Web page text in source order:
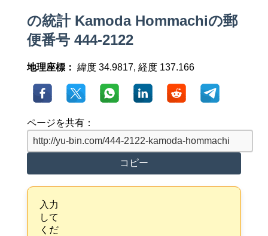
の統計 Kamoda Hommachiの郵
便番号 444-2122
地理座標： 緯度 34.9817, 経度 137.166
ページを共有：
コピー
入力
して
くだ